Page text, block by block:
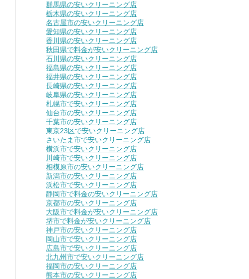
群馬県の安いクリーニング店
栃木県の安いクリーニング店
名古屋市の安いクリーニング店
愛知県の安いクリーニング店
香川県の安いクリーニング店
秋田県で料金が安いクリーニング店
石川県の安いクリーニング店
福島県の安いクリーニング店
福井県の安いクリーニング店
長崎県の安いクリーニング店
岐阜県の安いクリーニング店
札幌市で安いクリーニング店
仙台市の安いクリーニング店
千葉市の安いクリーニング店
東京23区で安いクリーニング店
さいたま市で安いクリーニング店
横浜市で安いクリーニング店
川崎市で安いクリーニング店
相模原市の安いクリーニング店
新潟市の安いクリーニング店
浜松市で安いクリーニング店
静岡市で料金の安いクリーニング店
京都市の安いクリーニング店
大阪市で料金が安いクリーニング店
堺市で料金が安いクリーニング店
神戸市の安いクリーニング店
岡山市で安いクリーニング店
広島市で安いクリーニング店
北九州市で安いクリーニング店
福岡市の安いクリーニング店
熊本市の安いクリーニング店